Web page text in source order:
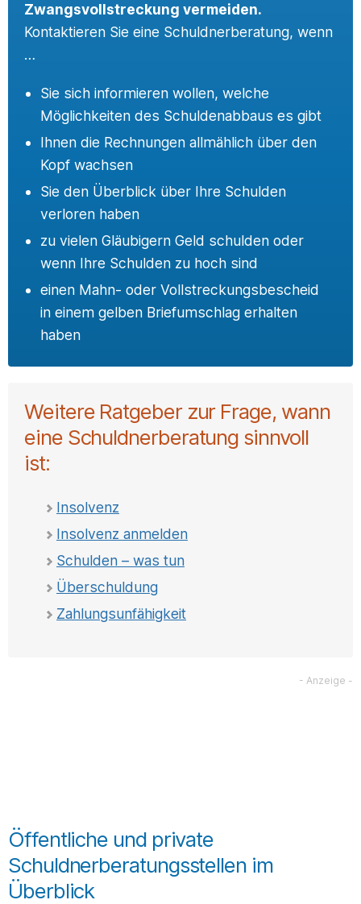
Zwangsvollstreckung vermeiden.
Kontaktieren Sie eine Schuldnerberatung, wenn
…
Sie sich informieren wollen, welche
Möglichkeiten des Schuldenabbaus es gibt
Ihnen die Rechnungen allmählich über den
Kopf wachsen
Sie den Überblick über Ihre Schulden
verloren haben
zu vielen Gläubigern Geld schulden oder
wenn Ihre Schulden zu hoch sind
einen Mahn- oder Vollstreckungsbescheid
in einem gelben Briefumschlag erhalten
haben
Weitere Ratgeber zur Frage, wann
eine Schuldnerberatung sinnvoll
ist:
Insolvenz
Insolvenz anmelden
Schulden – was tun
Überschuldung
Zahlungsunfähigkeit
Öffentliche und private
Schuldnerberatungsstellen im
Überblick